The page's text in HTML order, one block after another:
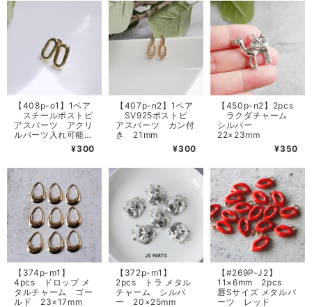
【408p-o1】1ペア
スチールポストピ
アスパーツ アクリ
ルパーツ入れ可能
¥300
【407p-n2】1ペア
SV925ポストピ
アスパーツ カン付
き 21mm
¥300
【450p-n2】2pcs
ラクダチャーム
シルバー
22×23mm
¥350
【374p-m1】
4pcs ドロップ メ
タルチャーム ゴー
ルド 23×17mm
【372p-m1】
2pcs トラ メタル
チャーム シルバ
ー 20×25mm
【#269P-J2】
11×6mm 2pcs
唇Sサイズ メタルパ
ーツ レッド